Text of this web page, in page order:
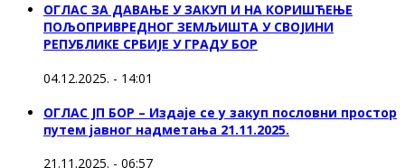
ОГЛАС ЗА ДАВАЊЕ У ЗАКУП И НА КОРИШЋЕЊЕ
ПОЉОПРИВРЕДНОГ ЗЕМЉИШТА У СВОЈИНИ
РЕПУБЛИКЕ СРБИЈЕ У ГРАДУ БОР
04.12.2025. - 14:01
ОГЛАС ЈП БОР – Издаје се у закуп пословни простор
путем јавног надметања 21.11.2025.
21.11.2025. - 06:57